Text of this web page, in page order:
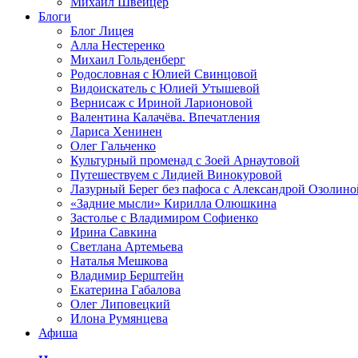
Блоги
Блог Лицея
Алла Нестеренко
Михаил Гольденберг
Родословная с Юлией Свинцовой
Видоискатель с Юлией Утышевой
Вернисаж с Ириной Ларионовой
Валентина Калачёва. Впечатления
Лариса Хенинен
Олег Гальченко
Культурный променад с Зоей Арнаутовой
Путешествуем с Лидией Винокуровой
Лазурный Берег без пафоса с Александрой
«Задние мысли» Кирилла Олюшкина
Застолье с Владимиром Софиенко
Ирина Савкина
Светлана Артемьева
Наталья Мешкова
Владимир Берштейн
Екатерина Габалова
Олег Липовецкий
Илона Румянцева
Афиша